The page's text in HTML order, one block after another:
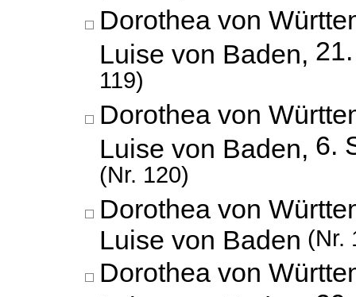
Dorothea von
Luise von Baden,
119)
Dorothea von
Luise von Baden, 6.
(Nr. 120)
Dorothea von
Luise von Baden (Nr.
Dorothea von